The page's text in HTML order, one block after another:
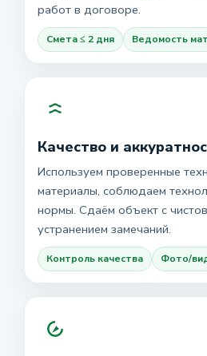
работ в договоре.
Смета ≤ 2 дня Ведомость
Качество и
Используем проверенные
материалы, соблюдаем
нормы. Сдаём объект с
устранением замечаний.
Контроль качества Фото/